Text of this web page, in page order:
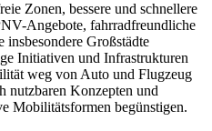
Zonen, bessere und schnellere
Angebote, fahrradfreundliche
insbesondere Großstädte
Initiativen und Infrastrukturen
weg von Auto und Flugzeug
nutzbaren Konzepten und
Mobilitätsformen begünstigen.